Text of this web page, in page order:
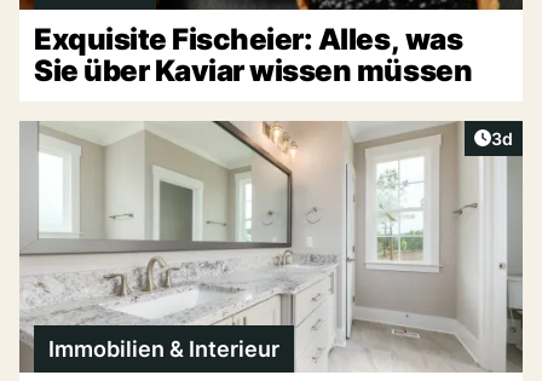
Exquisite Fischeier: Alles, was
Sie über Kaviar wissen müssen
3d
Immobilien & Interieur